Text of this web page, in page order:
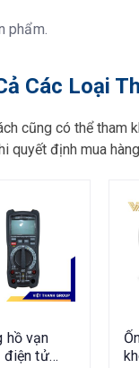
phẩm.
Các Loại
cũng có thể tham
quyết định mua
hồ vạn
điện tử